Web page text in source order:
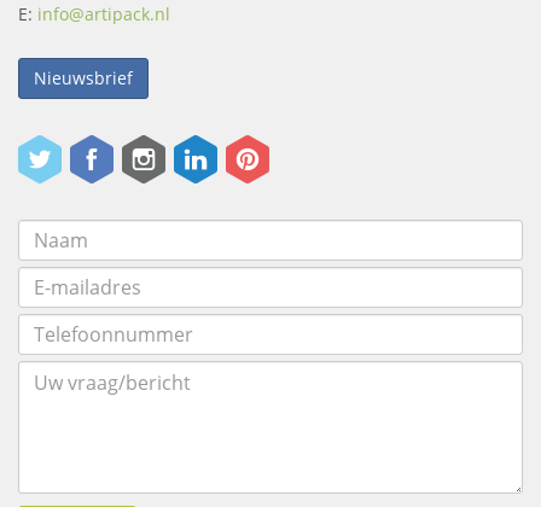
E: info@artipack.nl
Nieuwsbrief